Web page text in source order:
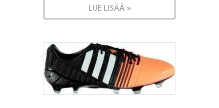
LUE LISÄÄ »